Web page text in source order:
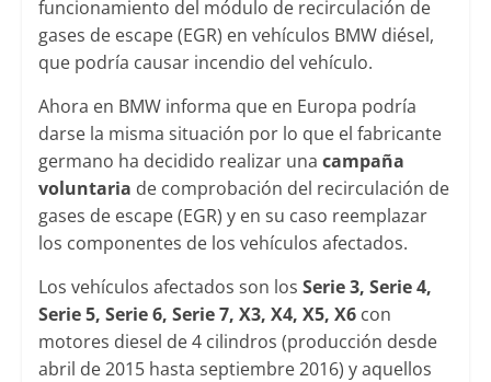
funcionamiento del módulo de recirculación de
gases de escape (EGR) en vehículos BMW diésel,
que podría causar incendio del vehículo.
Ahora en BMW informa que en Europa podría
darse la misma situación por lo que el fabricante
germano ha decidido realizar una campaña
voluntaria de comprobación del recirculación de
gases de escape (EGR) y en su caso reemplazar
los componentes de los vehículos afectados.
Los vehículos afectados son los Serie 3, Serie 4,
Serie 5, Serie 6, Serie 7, X3, X4, X5, X6 con
motores diesel de 4 cilindros (producción desde
abril de 2015 hasta septiembre 2016) y aquellos